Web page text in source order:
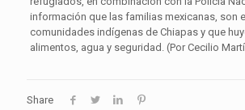
información que las familias mexicanas, son
comunidades indígenas de Chiapas y que
alimentos, agua y seguridad. (Por Cecilio
Share